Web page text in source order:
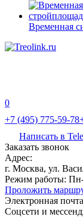
Временная
0
+7 (495) 775-59-78
Написать в
Заказать звонок
Адрес:
г. Москва, ул.
Режим работы:
Проложить
Электронная
Соцсети и